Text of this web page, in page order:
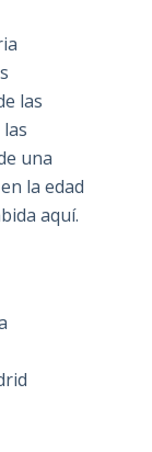
las
una
la edad
aquí.